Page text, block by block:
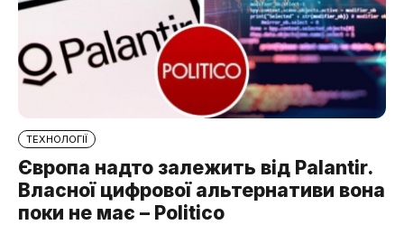
ТЕХНОЛОГІЇ
Європа надто залежить від Palantir.
Власної цифрової альтернативи вона
поки не має – Politico